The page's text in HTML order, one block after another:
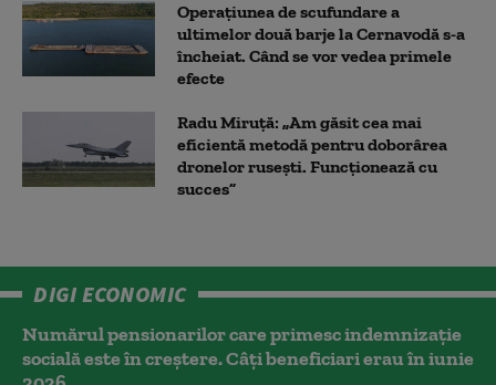
Operațiunea de scufundare a
ultimelor două barje la Cernavodă s-a
încheiat. Când se vor vedea primele
efecte
Radu Miruță: „Am găsit cea mai
eficientă metodă pentru doborârea
dronelor rusești. Funcționează cu
succes”
DIGI ECONOMIC
Numărul pensionarilor care primesc indemnizaţie
socială este în creștere. Câți beneficiari erau în iunie